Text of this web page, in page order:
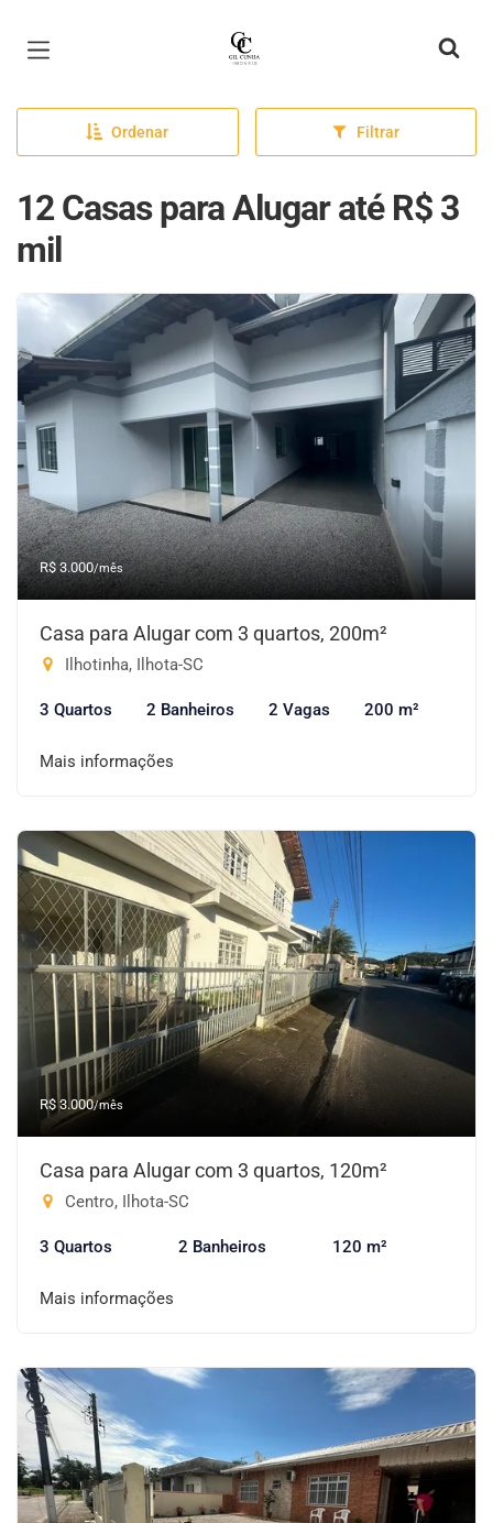
Página inicial
Ordenar Filtrar
12 Casas para Alugar até R$ 3
mil
R$ 3.000/mês
Casa para Alugar com 3 quartos, 200m²
Ilhotinha, Ilhota-SC
3 Quartos 2 Banheiros 2 Vagas 200 m²
Mais informações
R$ 3.000/mês
Casa para Alugar com 3 quartos, 120m²
Centro, Ilhota-SC
3 Quartos 2 Banheiros 120 m²
Mais informações